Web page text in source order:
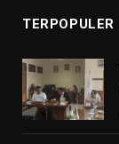
TERPOPULER